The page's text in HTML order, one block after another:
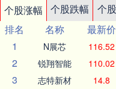
个股涨幅 个股跌幅 个
排名
名称 最新价
1
N展芯 116.52
2 锐翔智能 110.02
3 志特新材 14.8